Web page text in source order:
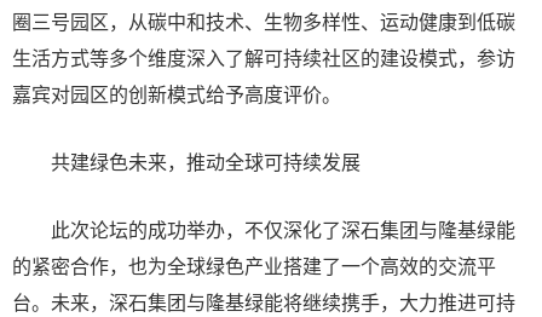
圈三号园区，从碳中和技术、生物多样性、运动健康到低碳
生活方式等多个维度深入了解可持续社区的建设模式，参访
嘉宾对园区的创新模式给予高度评价。
共建绿色未来，推动全球可持续发展
此次论坛的成功举办，不仅深化了深石集团与隆基绿能
的紧密合作，也为全球绿色产业搭建了一个高效的交流平
台。未来，深石集团与隆基绿能将继续携手，大力推进可持